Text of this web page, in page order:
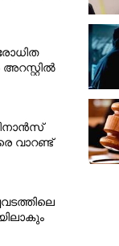
വാറണ്ട്